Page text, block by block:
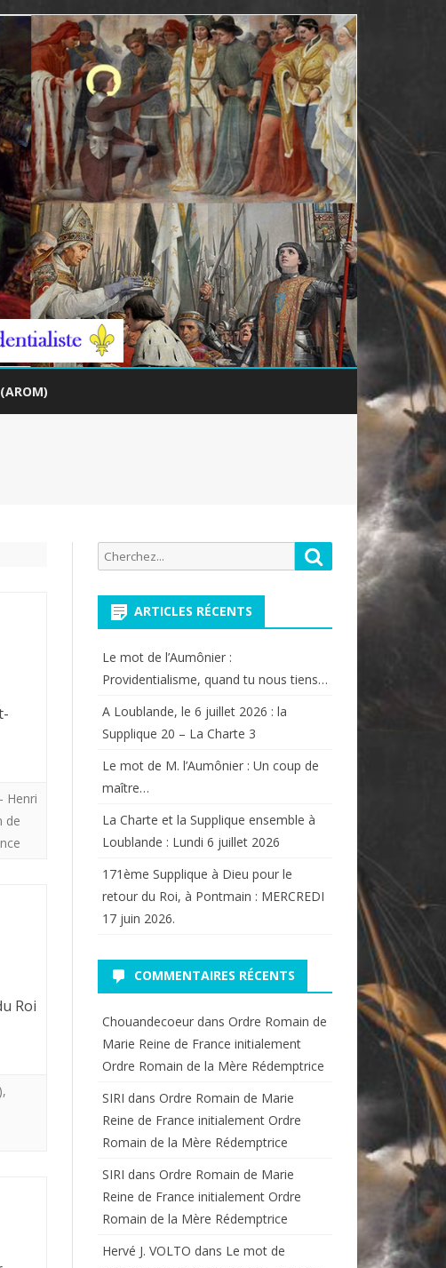
Henri
de
Roi
,
Recherche
pour:
Rechercher
ARTICLES RÉCENTS
Le mot de l’Aumônier :
Providentialisme, quand tu nous tiens…
A Loublande, le 6 juillet 2026 : la
Supplique 20 – La Charte 3
Le mot de M. l’Aumônier : Un coup de
maître…
La Charte et la Supplique ensemble à
Loublande : Lundi 6 juillet 2026
171ème Supplique à Dieu pour le
retour du Roi, à Pontmain : MERCREDI
17 juin 2026.
COMMENTAIRES RÉCENTS
Chouandecoeurdans Ordre Romain de
Marie Reine de France initialement
Ordre Romain de la Mère Rédemptrice
SIRI dans Ordre Romain de Marie
Reine de France initialement Ordre
Romain de la Mère Rédemptrice
SIRI dans Ordre Romain de Marie
Reine de France initialement Ordre
Romain de la Mère Rédemptrice
Hervé J. VOLTO dans Le mot de